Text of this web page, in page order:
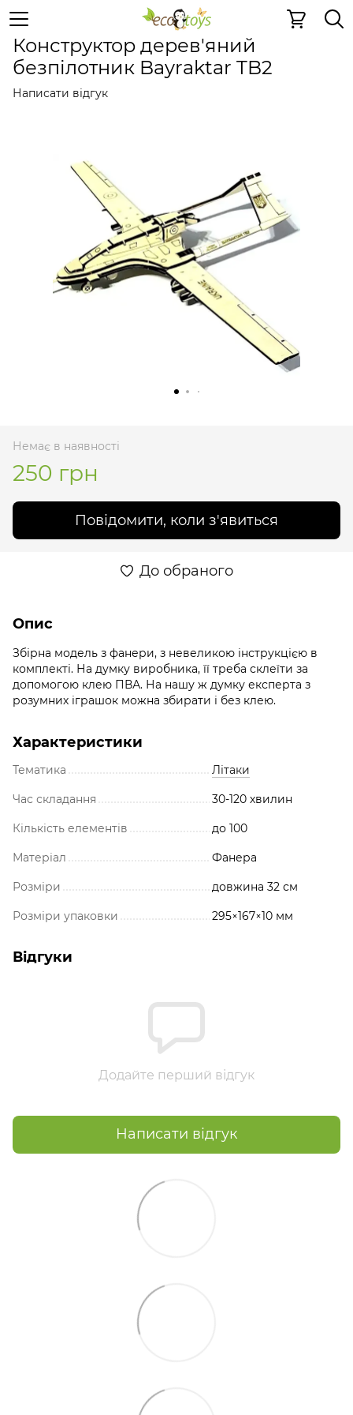
Дерев'яні конструктори Дерев'яні конструктори
Конструктор дерев'яний
безпілотник Bayraktar TB2
Написати відгук
Немає в наявності
250 грн
Повідомити, коли з'явиться
До обраного
Опис
Збірна модель з фанери, з невеликою інструкцією в
комплекті. На думку виробника, її треба склеїти за
допомогою клею ПВА. На нашу ж думку експерта з
розумних іграшок можна збирати і без клею.
Характеристики
Тематика Літаки
Час складання 30-120 хвилин
Кількість елементів до 100
Матеріал Фанера
Розміри довжина 32 см
Розміри упаковки 295×167×10 мм
Відгуки
Додайте перший відгук
Написати відгук